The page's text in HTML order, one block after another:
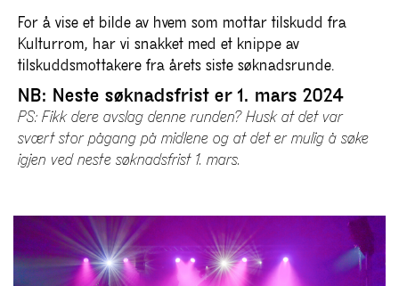
For å vise et bilde av hvem som mottar tilskudd fra
Kulturrom, har vi snakket med et knippe av
tilskuddsmottakere fra årets siste søknadsrunde.
NB: Neste søknadsfrist er 1. mars 2024
PS: Fikk dere avslag denne runden? Husk at det var
svært stor pågang på midlene og at det er mulig å søke
igjen ved neste søknadsfrist 1. mars.